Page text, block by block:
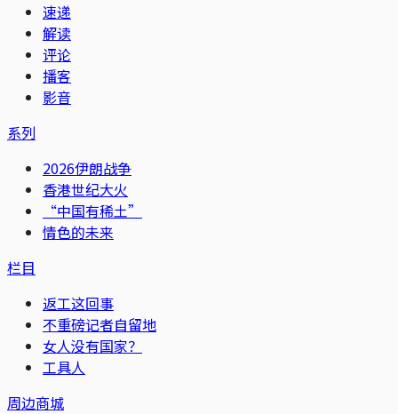
速递
解读
评论
播客
影音
系列
2026伊朗战争
香港世纪大火
“中国有稀土”
情色的未来
栏目
返工这回事
不重磅记者自留地
女人没有国家？
工具人
周边商城